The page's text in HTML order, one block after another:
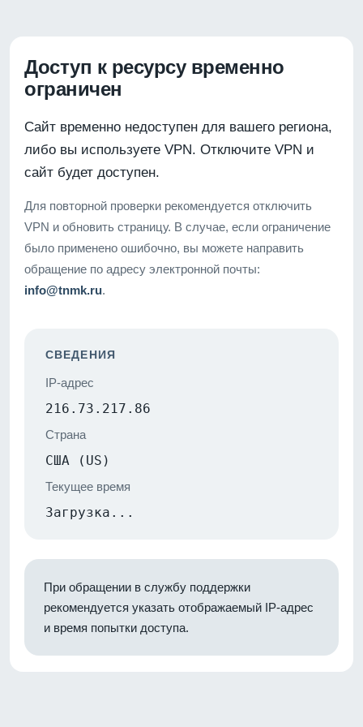
Доступ к ресурсу временно
ограничен
Сайт временно недоступен для вашего региона,
либо вы используете VPN. Отключите VPN и
сайт будет доступен.
Для повторной проверки рекомендуется отключить
VPN и обновить страницу. В случае, если ограничение
было применено ошибочно, вы можете направить
обращение по адресу электронной почты:
info@tnmk.ru.
СВЕДЕНИЯ
IP-адрес
216.73.217.86
Страна
США (US)
Текущее время
Загрузка...
При обращении в службу поддержки
рекомендуется указать отображаемый IP-адрес
и время попытки доступа.